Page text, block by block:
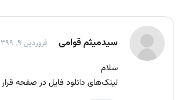
سیدمیثم قوامی
فروردین ۹, ۱۳۹۹ در
سلام
لینک‌های دانلود فایل در صفحه